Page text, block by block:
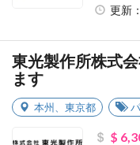
更新
東光製作所株式
ます
本州 東京都
$